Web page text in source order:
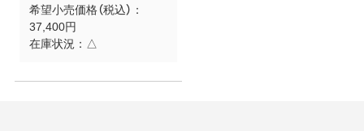
希望小売価格（税込）：
37,400円
在庫状況： △